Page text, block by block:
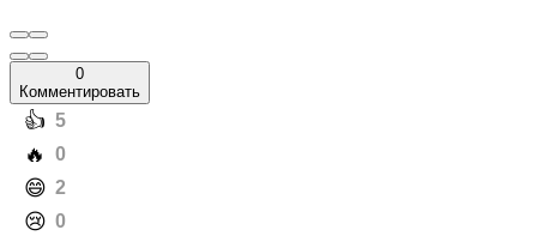
0
Комментировать
️👍 5
️🔥 0
️😄 2
️😢 0